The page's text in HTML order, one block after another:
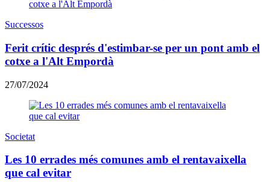
Successos
Ferit crític després d'estimbar-se per un pont amb el
cotxe a l'Alt Empordà
27/07/2024
Societat
Les 10 errades més comunes amb el rentavaixella
que cal evitar